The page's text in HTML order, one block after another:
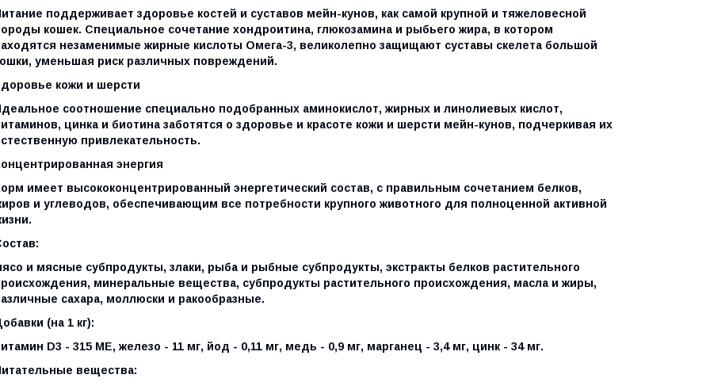
поддерживает здоровье костей и суставов мейн-кунов, как самой крупной и тяжеловесной
кошек. Специальное сочетание хондроитина, глюкозамина и рыбьего жира, в котором
незаменимые жирные кислоты Омега-3, великолепно защищают суставы скелета большой
уменьшая риск различных повреждений.
кожи и шерсти
соотношение специально подобранных аминокислот, жирных и линолиевых кислот,
цинка и биотина заботятся о здоровье и красоте кожи и шерсти мейн-кунов, подчеркивая их
привлекательность.
энергия
имеет высококонцентрированный энергетический состав, с правильным сочетанием белков,
и углеводов, обеспечивающим все потребности крупного животного для полноценной активной
и мясные субпродукты, злаки, рыба и рыбные субпродукты, экстракты белков растительного
минеральные вещества, субпродукты растительного происхождения, масла и жиры,
сахара, моллюски и ракообразные.
(на 1 кг):
D3 - 315 МЕ, железо - 11 мг, йод - 0,11 мг, медь - 0,9 мг, марганец - 3,4 мг, цинк - 34 мг.
вещества: